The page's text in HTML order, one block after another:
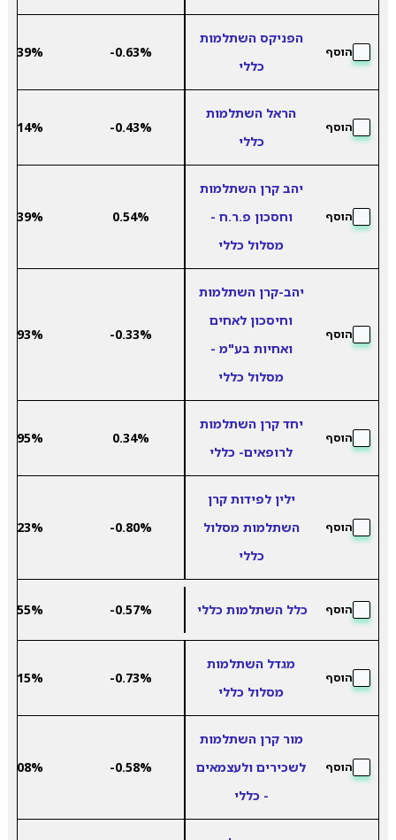
הוסף
הפניקס השתלמות
כללי
-0.63%
5.39%
הוסף
הראל השתלמות
כללי
-0.43%
7.14%
הוסף
יהב קרן השתלמות
וחסכון פ.ר.ח -
מסלול כללי
0.54%
6.39%
הוסף
יהב-קרן השתלמות
וחיסכון לאחים
ואחיות בע"מ -
מסלול כללי
-0.33%
7.93%
הוסף
יחד קרן השתלמות
לרופאים- כללי
0.34%
5.95%
הוסף
ילין לפידות קרן
השתלמות מסלול
כללי
-0.80%
4.23%
הוסף כלל השתלמות כללי -0.57%
7.55%
הוסף
מגדל השתלמות
מסלול כללי
-0.73%
6.15%
הוסף
מור קרן השתלמות
לשכירים ולעצמאים
- כללי
-0.58%
6.08%